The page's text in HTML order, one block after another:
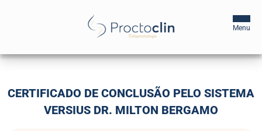
Início
A Clínica
CERTIFICADO DE CONCLUSÃO PELO SISTEMA
VERSIUS DR. MILTON BERGAMO